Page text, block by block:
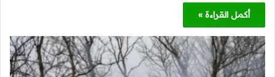
أكمل القراءة »